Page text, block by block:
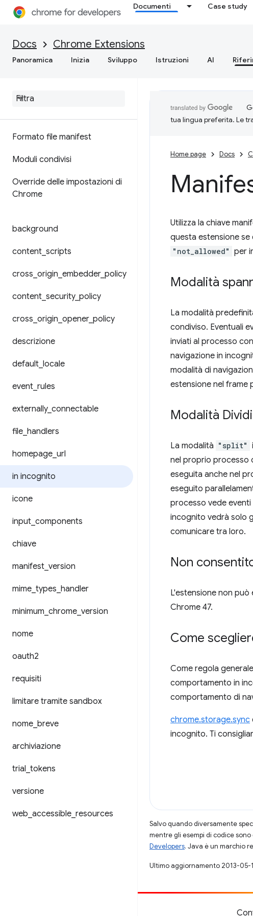
Documenti Case study
Docs Chrome Extensions
Panoramica Inizia Sviluppo Istruzioni AI
Formato file manifest
Moduli condivisi
Override delle impostazioni di
Chrome
background
content scripts
cross origin embedder_ policy
content security_ policy
cross origin opener_ policy
descrizione
default locale
event rules
externally_ connectable
file handlers
homepage url
in incognito
icone
input components
chiave
manifest version
mime types handler
minimum chrome version
nome
oauth2
requisiti
limitare tramite sandbox
nome breve
archiviazione
trial tokens
versione
web accessible resources
tua lingua preferita. Le
Home page Docs
Utilizza la chiave
questa estensione se
"not_allowed" per
Modalità
La modalità
condiviso. Eventuali
inviati al processo
navigazione in
modalità di
estensione nel frame
Modalità Dividi
La modalità "split"
nel proprio processo
eseguita anche nel
eseguito
processo vede
incognito vedrà solo
comunicare tra loro.
Non
L'estensione non
Chrome 47.
Come
Come regola
comportamento in
comportamento di
chrome.storage.sync
incognito. Ti
Salvo quando diversamente
mentre gli esempi di codice sono
Developers. Java è un marchio
Ultimo aggiornamento 2013-05-